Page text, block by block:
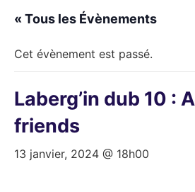
« Tous les Évènements
Cet évènement est passé.
Laberg’in dub 10 :
friends
13 janvier, 2024 @ 18h00